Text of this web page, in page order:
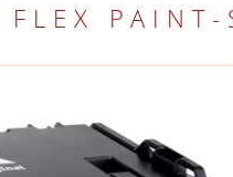
PAINT-